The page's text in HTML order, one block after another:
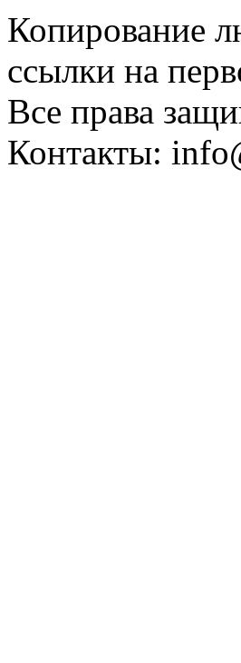
Копирование
ссылки на
Все права
Контакты: